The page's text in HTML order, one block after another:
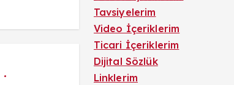
Tavsiyelerim
Video İçeriklerim
Ticari İçeriklerim
Dijital Sözlük
Linklerim